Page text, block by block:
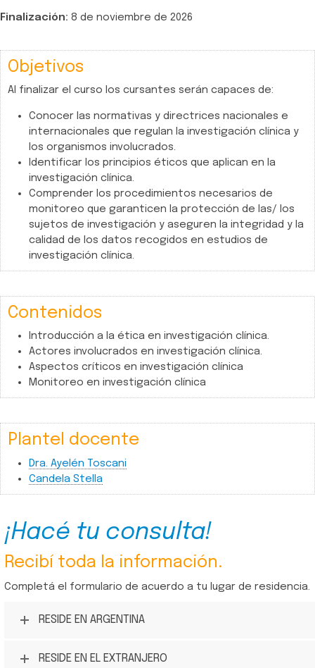
Finalización: 8 de noviembre de 2026
Objetivos
Al finalizar el curso los cursantes serán capaces de:
Conocer las normativas y directrices nacionales e
internacionales que regulan la investigación clínica y
los organismos involucrados.
Identificar los principios éticos que aplican en la
investigación clínica.
Comprender los procedimientos necesarios de
monitoreo que garanticen la protección de las/ los
sujetos de investigación y aseguren la integridad y la
calidad de los datos recogidos en estudios de
investigación clínica.
Contenidos
Introducción a la ética en investigación clínica.
Actores involucrados en investigación clínica.
Aspectos críticos en investigación clínica
Monitoreo en investigación clínica
Plantel docente
Dra. Ayelén Toscani
Candela Stella
¡Hacé tu consulta!
Recibí toda la información.
Completá el formulario de acuerdo a tu lugar de residencia.
RESIDE EN ARGENTINA
RESIDE EN EL EXTRANJERO